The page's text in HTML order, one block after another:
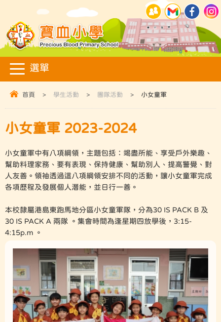
首頁 > 學生活動 > 團隊活動 > 小女童軍
小女童軍 2023-2024
小女童軍中有八項綱領，主題包括：竭盡所能、享受戶外樂趣、
幫助料理家務、要有表現、保持健康、幫助別人、提高警覺、對
人友善。領袖透過這八項綱領安排不同的活動，讓小女童軍完成
各項歷程及發展個人潛能，並日行一善。
本校隸屬港島東跑馬地分區小女童軍隊，分為30 IS PACK B 及
30 IS PACK A 兩隊 。集會時間為逢星期四放學後，3:15-
4:15p.m 。